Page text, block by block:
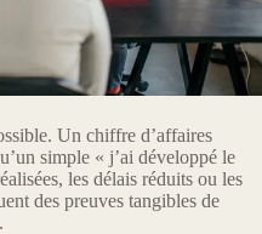
Un chiffre d’affaires
simple « j’ai développé le
les délais réduits ou les
des preuves tangibles de